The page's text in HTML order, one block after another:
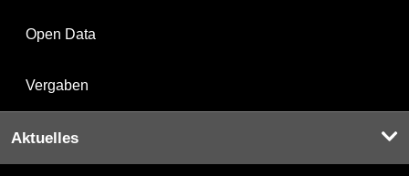
Open Data
Vergaben
Aktuelles